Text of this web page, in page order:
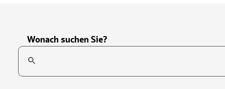
Wonach suchen Sie?
Suchfeld